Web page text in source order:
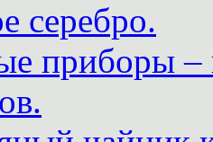
серебро.
приборы –